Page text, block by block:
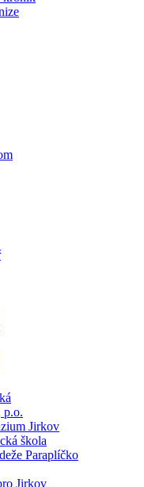
p.o.
Jirkov
škola
Paraplíčko
Jirkov